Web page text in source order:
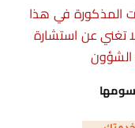
المذكورة في هذا
تغني عن استشارة